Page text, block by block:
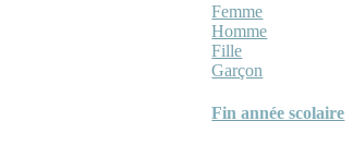
Femme
Homme
Fille
Garçon
Fin année scolaire